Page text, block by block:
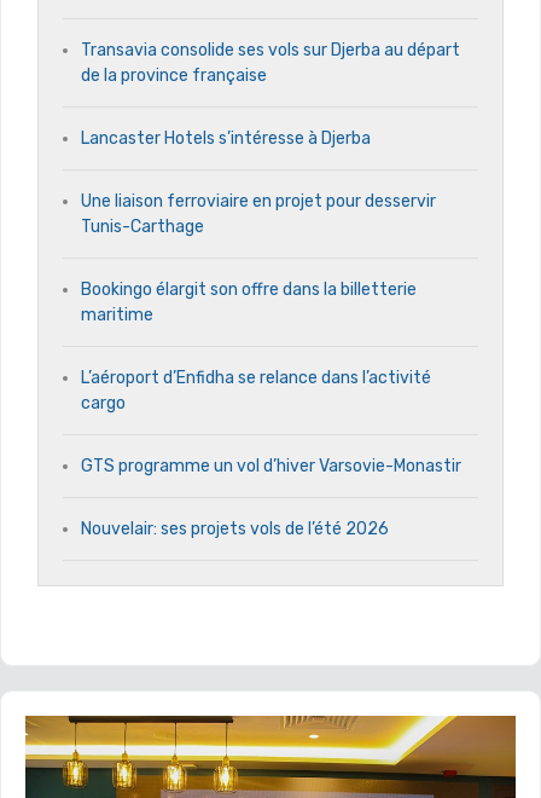
Transavia consolide ses vols sur Djerba au départ
de la province française
Lancaster Hotels s’intéresse à Djerba
Une liaison ferroviaire en projet pour desservir
Tunis-Carthage
Bookingo élargit son offre dans la billetterie
maritime
L’aéroport d’Enfidha se relance dans l’activité
cargo
GTS programme un vol d’hiver Varsovie-Monastir
Nouvelair: ses projets vols de l’été 2026